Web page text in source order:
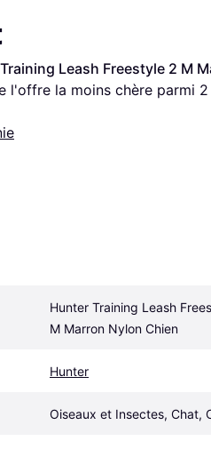
Leash Freestyle 2 M
l'offre la moins chère parmi 2
Hunter Training Leash
M Marron Nylon Chien
Hunter
Oiseaux et Insectes, Chat,